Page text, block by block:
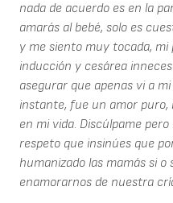
nada de acuerdo es en la
amarás al bebé, solo es
y me siento muy tocada,
inducción y cesárea
asegurar que apenas vi a
instante, fue un amor
en mi vida. Discúlpame
respeto que insinúes que
humanizado las mamás si
enamorarnos de nuestra